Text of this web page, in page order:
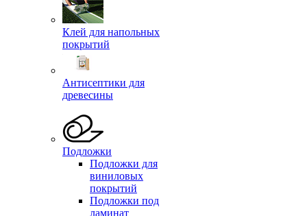
Клей для напольных
покрытий
Антисептики для
древесины
Подложки
Подложки для
виниловых
покрытий
Подложки под
ламинат